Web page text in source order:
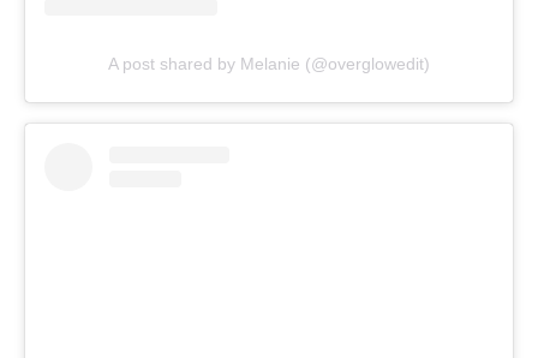
A post shared by Melanie (@overglowedit)